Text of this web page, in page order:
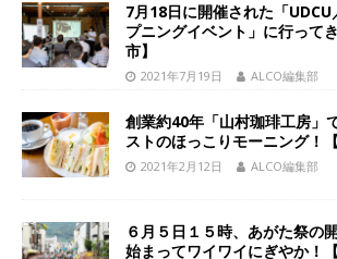
7月18日に開催された「
プニングイベント」に行って
市】
2021年7月19日 ALCO編集部
創業約40年「山村珈琲工房」
ストのほっこりモーニング！
2021年2月12日 ALCO編集部
６月５日１５時、あがた祭の
始まってワイワイにぎやか！